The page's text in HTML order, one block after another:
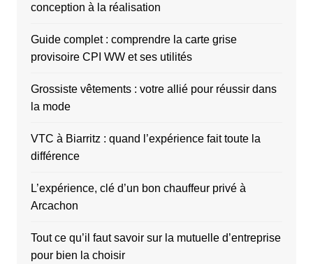
conception à la réalisation
Guide complet : comprendre la carte grise
provisoire CPI WW et ses utilités
Grossiste vêtements : votre allié pour réussir dans
la mode
VTC à Biarritz : quand l’expérience fait toute la
différence
L’expérience, clé d’un bon chauffeur privé à
Arcachon
Tout ce qu’il faut savoir sur la mutuelle d’entreprise
pour bien la choisir